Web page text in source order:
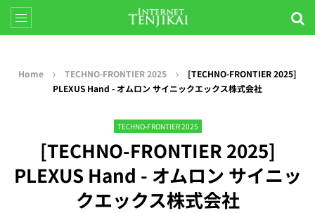
Home TECHNO-FRONTIER 2025
[TECHNO-FRONTIER 2025]
PLEXUS Hand - オムロン サイニックエックス株式会社
TECHNO-FRONTIER 2025
[TECHNO-FRONTIER 2025]
PLEXUS Hand - オムロン サイニッ
クエックス株式会社